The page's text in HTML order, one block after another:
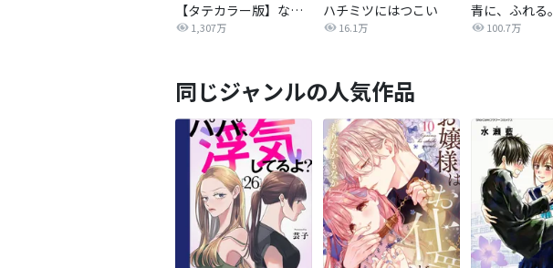
【タテカラー版】なまいきざかり。
1,307万
ハチミツにはつこい
16.1万
青に、ふれる。
100.7万
同じジャンルの人気作品